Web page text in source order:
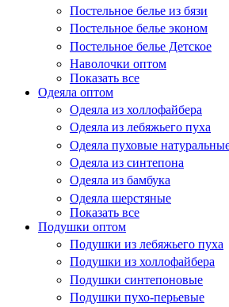
Постельное белье из бязи
Постельное белье эконом
Постельное белье Детское
Наволочки оптом
Показать все
Одеяла оптом
Одеяла из холлофайбера
Одеяла из лебяжьего пуха
Одеяла пуховые
Одеяла из синтепона
Одеяла из бамбука
Одеяла шерстяные
Показать все
Подушки оптом
Подушки из лебяжьего пуха
Подушки из холлофайбера
Подушки синтепоновые
Подушки пухо-перьевые